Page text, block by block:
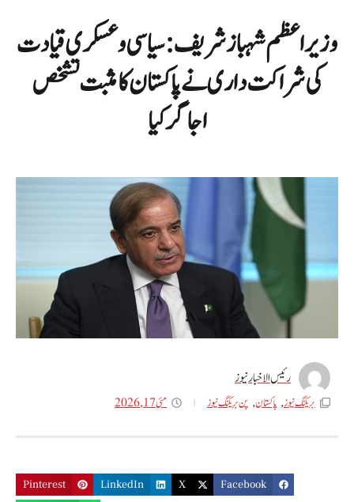
وزیراعظم شہباز شریف: سیاسی و عسکری قیادت
کی شراکت داری نے پاکستان کا مثبت تشخص
اجاگر کیا
رئیس الاخبار نیوز
بریکنگ نیوز, پاکستان, پن بریکنگ نیوز مئی 17, 2026
Facebook
X
LinkedIn
Pinterest